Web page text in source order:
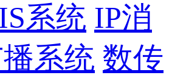
系统 IP消
系统 数传